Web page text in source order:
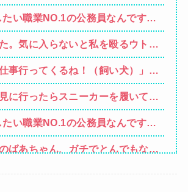
い職業NO.1の公務員なんですけ
れて家出した。全く理由は思いつ
てあげるとすれば母のせいかもし
いでアトピー悪化しそう→
。気に入らないと私を殴るウトと
トメに生活費をくれない夫…地獄
離婚しようとしたら…夫にはとん
あった
事行ってくるね！（飼い犬）」犬
に行ったらスニーカーを履いてき
いいぺたんこ靴とかじゃないの？
り菓子も持ってこないしさぁ…
い職業NO.1の公務員なんですけ
れて家出した。全く理由は思いつ
てあげるとすれば母のせいかもし
ばあちゃん、ガチでとんでもない
際の回転ずし、ネタの量がバグっ